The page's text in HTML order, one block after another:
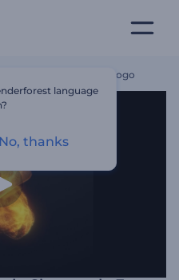
De Chamas De Fogo
language
No, thanks